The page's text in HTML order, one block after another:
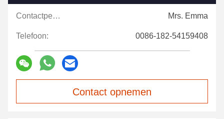
Contactpersonen: Mrs. Emma
Telefoon: 0086-182-54159408
Contact opnemen